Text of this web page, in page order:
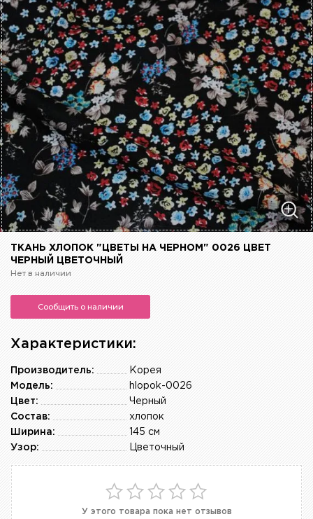
ТКАНЬ ХЛОПОК "ЦВЕТЫ НА ЧЕРНОМ" 0026 ЦВЕТ
ЧЕРНЫЙ ЦВЕТОЧНЫЙ
Нет в наличии
Сообщить о наличии
Характеристики:
Корея
Производитель:
hlopok-0026
Модель:
Черный
Цвет:
хлопок
Состав:
145 см
Ширина:
Цветочный
Узор:
У этого товара пока нет отзывов